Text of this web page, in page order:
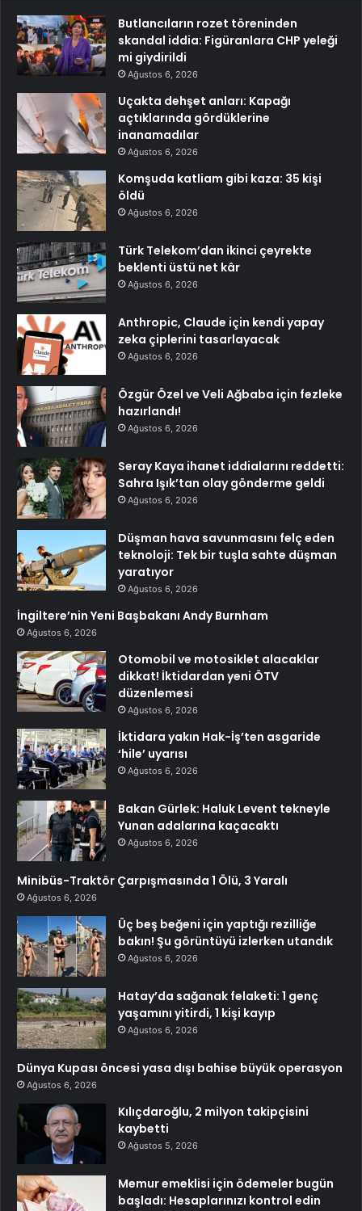
Butlancıların rozet töreninden
skandal iddia: Figüranlara CHP yeleği
mi giydirildi
Ağustos 6, 2026
Uçakta dehşet anları: Kapağı
açtıklarında gördüklerine
inanamadılar
Ağustos 6, 2026
Komşuda katliam gibi kaza: 35 kişi
öldü
Ağustos 6, 2026
Türk Telekom’dan ikinci çeyrekte
beklenti üstü net kâr
Ağustos 6, 2026
Anthropic, Claude için kendi yapay
zeka çiplerini tasarlayacak
Ağustos 6, 2026
Özgür Özel ve Veli Ağbaba için fezleke
hazırlandı!
Ağustos 6, 2026
Seray Kaya ihanet iddialarını reddetti:
Sahra Işık’tan olay gönderme geldi
Ağustos 6, 2026
Düşman hava savunmasını felç eden
teknoloji: Tek bir tuşla sahte düşman
yaratıyor
Ağustos 6, 2026
İngiltere’nin Yeni Başbakanı Andy Burnham
Ağustos 6, 2026
Otomobil ve motosiklet alacaklar
dikkat! İktidardan yeni ÖTV
düzenlemesi
Ağustos 6, 2026
İktidara yakın Hak-İş’ten asgaride
‘hile’ uyarısı
Ağustos 6, 2026
Bakan Gürlek: Haluk Levent tekneyle
Yunan adalarına kaçacaktı
Ağustos 6, 2026
Minibüs-Traktör Çarpışmasında 1 Ölü, 3 Yaralı
Ağustos 6, 2026
Üç beş beğeni için yaptığı rezilliğe
bakın! Şu görüntüyü izlerken utandık
Ağustos 6, 2026
Hatay’da sağanak felaketi: 1 genç
yaşamını yitirdi, 1 kişi kayıp
Ağustos 6, 2026
Dünya Kupası öncesi yasa dışı bahise büyük operasyon
Ağustos 6, 2026
Kılıçdaroğlu, 2 milyon takipçisini
kaybetti
Ağustos 5, 2026
Memur emeklisi için ödemeler bugün
başladı: Hesaplarınızı kontrol edin